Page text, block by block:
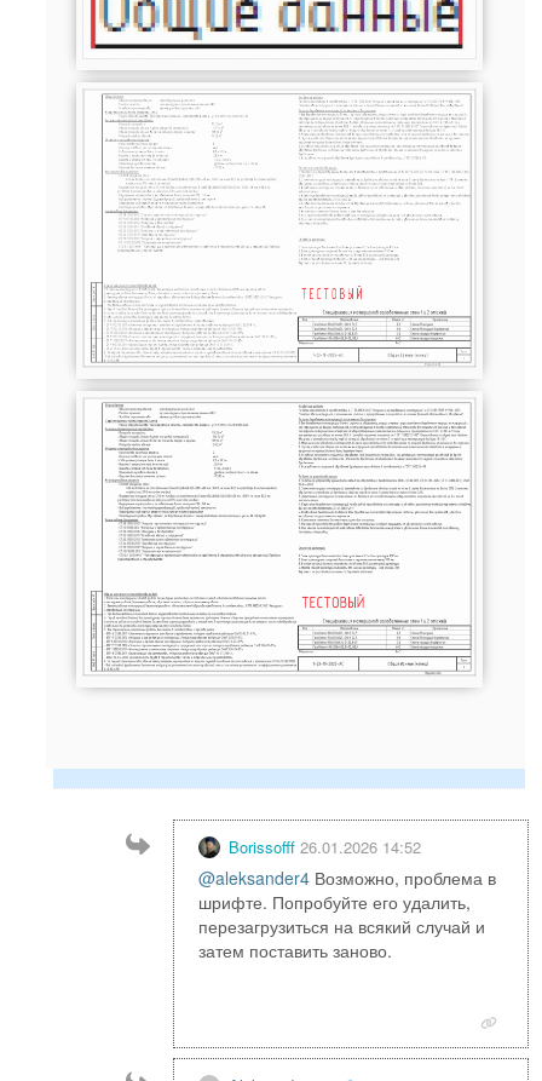
Borissofff 26.01.2026 14:52
@aleksander4 Возможно, проблема в
шрифте. Попробуйте его удалить,
перезагрузиться на всякий случай и
затем поставить заново.